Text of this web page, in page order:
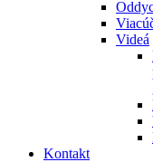
Videá
Kontakt